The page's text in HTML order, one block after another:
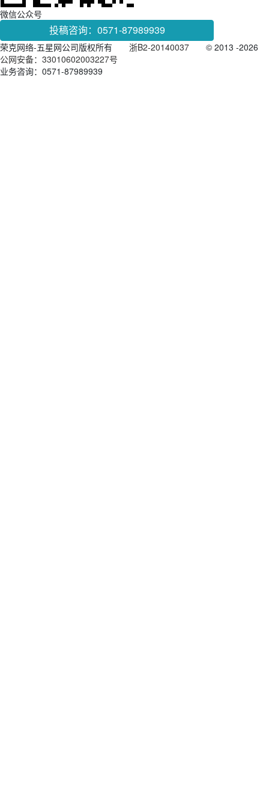
微信公众号
投稿咨询：0571-87989939
荣克网络-五星网公司版权所有 浙B2-20140037 © 2013 -2026
公网安备：33010602003227号
业务咨询： 0571-87989939